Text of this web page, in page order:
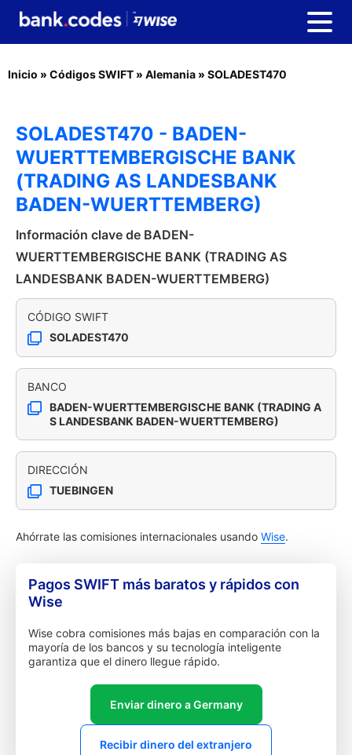
Inicio » Códigos SWIFT » Alemania » SOLADEST470
SOLADEST470 - BADEN-
WUERTTEMBERGISCHE BANK
(TRADING AS LANDESBANK
BADEN-WUERTTEMBERG)
Información clave de BADEN-
WUERTTEMBERGISCHE BANK (TRADING AS
LANDESBANK BADEN-WUERTTEMBERG)
CÓDIGO SWIFT
SOLADEST470
BANCO
BADEN-WUERTTEMBERGISCHE BANK (TRADING A
S LANDESBANK BADEN-WUERTTEMBERG)
DIRECCIÓN
TUEBINGEN
Ahórrate las comisiones internacionales usando Wise.
Pagos SWIFT más baratos y rápidos con
Wise
Wise cobra comisiones más bajas en comparación con la
mayoría de los bancos y su tecnología inteligente
garantiza que el dinero llegue rápido.
Enviar dinero a Germany
Recibir dinero del extranjero